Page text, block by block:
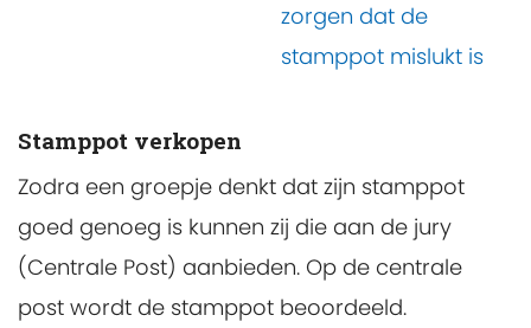
zorgen dat de
stamppot mislukt is
Stamppot verkopen
Zodra een groepje denkt dat zijn stamppot
goed genoeg is kunnen zij die aan de jury
(Centrale Post) aanbieden. Op de centrale
post wordt de stamppot beoordeeld.